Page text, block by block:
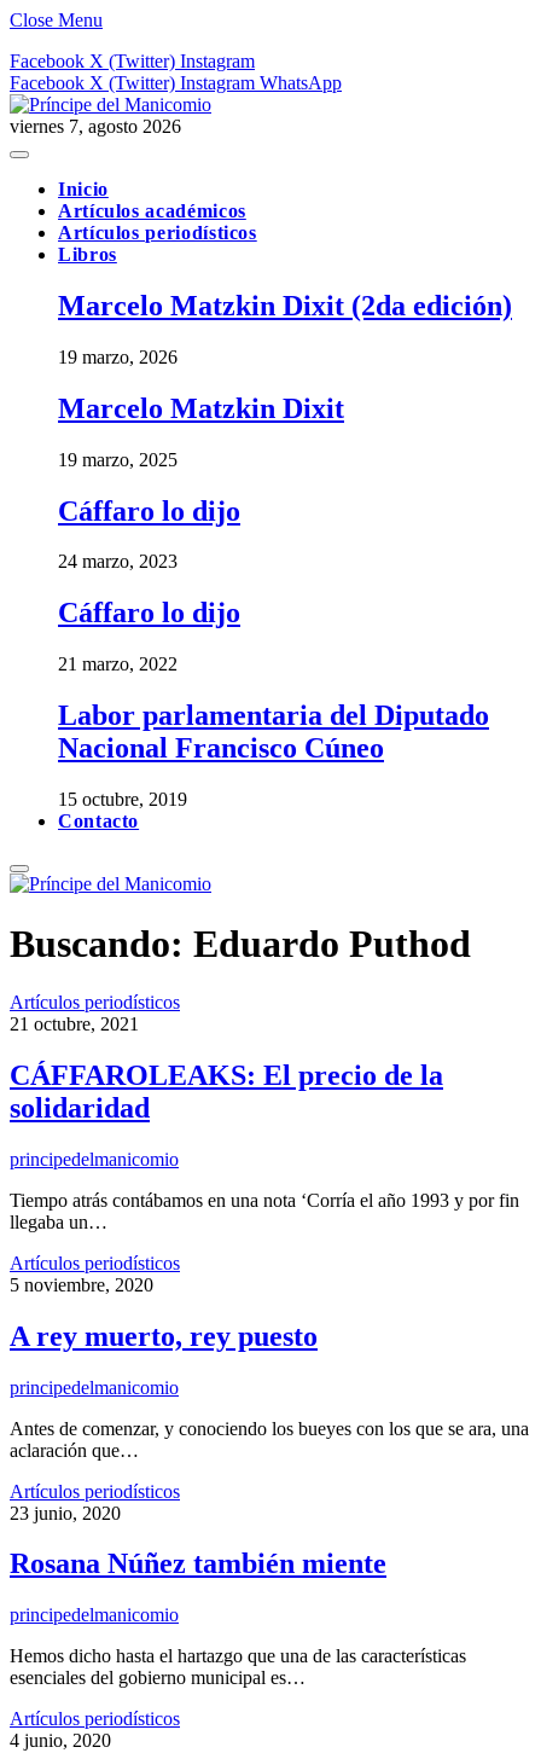
Close Menu
Facebook X (Twitter) Instagram
Facebook X (Twitter) Instagram WhatsApp
viernes 7, agosto 2026
Inicio
Artículos académicos
Artículos periodísticos
Libros
Marcelo Matzkin Dixit (2da edición)
19 marzo, 2026
Marcelo Matzkin Dixit
19 marzo, 2025
Cáffaro lo dijo
24 marzo, 2023
Cáffaro lo dijo
21 marzo, 2022
Labor parlamentaria del Diputado
Nacional Francisco Cúneo
15 octubre, 2019
Contacto
Buscando: Eduardo Puthod
Artículos periodísticos
21 octubre, 2021
CÁFFAROLEAKS: El precio de la
solidaridad
principedelmanicomio
Tiempo atrás contábamos en una nota ‘Corría el año 1993 y por fin
llegaba un…
Artículos periodísticos
5 noviembre, 2020
A rey muerto, rey puesto
principedelmanicomio
Antes de comenzar, y conociendo los bueyes con los que se ara, una
aclaración que…
Artículos periodísticos
23 junio, 2020
Rosana Núñez también miente
principedelmanicomio
Hemos dicho hasta el hartazgo que una de las características
esenciales del gobierno municipal es…
Artículos periodísticos
4 junio, 2020